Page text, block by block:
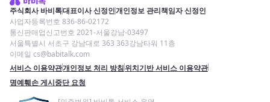
주식회사 바비톡대표이사 신정인개인정보 관리책임자 신정인
사업자등록번호 836-86-02172
통신판매업신고번호 2021-서울강남-03497
서울특별시 서초구 강남대로 363 363강남타워 11층
이메일 cs@babitalk.com
서비스 이용약관개인정보 처리 방침위치기반 서비스 이용약관
명예훼손 게시중단 요청